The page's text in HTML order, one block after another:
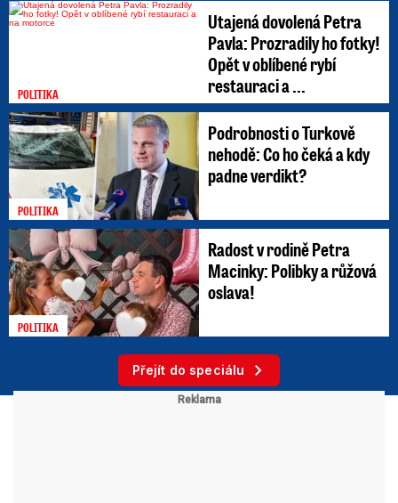
POLITIKA
Utajená dovolená Petra
Pavla: Prozradily ho fotky!
Opět v oblíbené rybí
restauraci a ...
POLITIKA
Podrobnosti o Turkově
nehodě: Co ho čeká a kdy
padne verdikt?
POLITIKA
Radost v rodině Petra
Macinky: Polibky a růžová
oslava!
Přejít do speciálu